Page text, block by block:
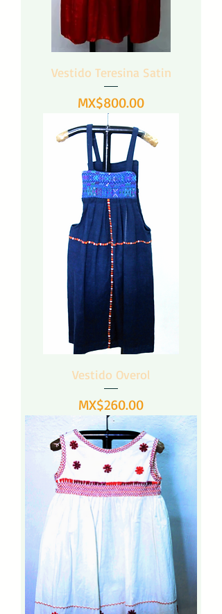
Vestido Teresina Satin
Precio
MX$800.00
Vestido Overol
Precio
MX$260.00